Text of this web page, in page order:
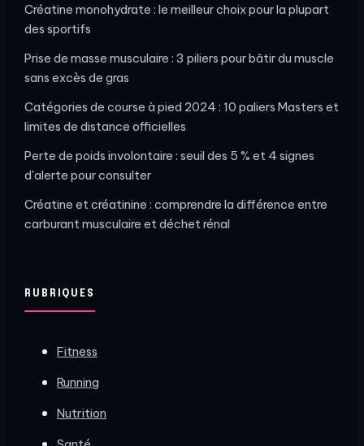
Créatine monohydrate : le meilleur choix pour la plupart
des sportifs
Prise de masse musculaire : 3 piliers pour bâtir du muscle
sans excès de gras
Catégories de course à pied 2024 : 10 paliers Masters et
limites de distance officielles
Perte de poids involontaire : seuil des 5 % et 4 signes
d'alerte pour consulter
Créatine et créatinine : comprendre la différence entre
carburant musculaire et déchet rénal
RUBRIQUES
Fitness
Running
Nutrition